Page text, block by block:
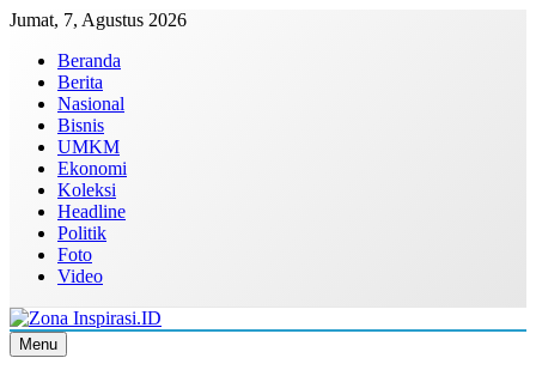
Skip
content
Jumat, 7, Agustus 2026
Beranda
Berita
Nasional
Bisnis
UMKM
Ekonomi
Koleksi
Headline
Politik
Foto
Video
Zona Inspirasi.ID
Bersama Membangun Semangat Baru
Menu